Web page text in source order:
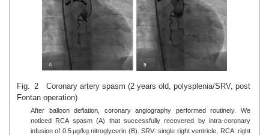
Fig. 2 Coronary artery spasm (2 years old, polysplenia/SRV, post
Fontan operation)
After balloon deflation, coronary angiography performed routinely. We
noticed RCA spasm (A) that successfully recovered by intra-coronary
infusion of 0.5 µg/kg nitroglycerin (B). SRV: single right ventricle, RCA: right